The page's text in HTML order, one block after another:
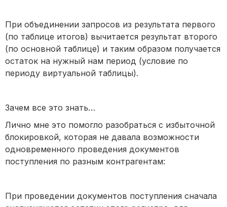
При объединении запросов из результата первого
(по таблице итогов) вычитается результат второго
(по основной таблице) и таким образом получается
остаток на нужный нам период (условие по
периоду виртуальной таблицы).
Зачем все это знать…
Лично мне это помогло разобраться с избыточной
блокировкой, которая не давала возможности
одновременного проведения документов
поступления по разным контрагентам:
При проведении документов поступления сначала